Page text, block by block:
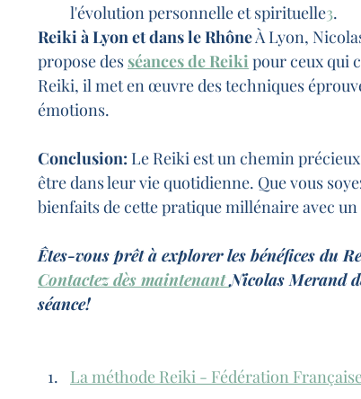
l'évolution personnelle et spirituelle3.
Reiki à Lyon et dans le Rhône À Lyon,
propose des séances de Reiki pour ceux qui
Reiki, il met en œuvre des techniques
émotions.
Conclusion: Le Reiki est un chemin
être dans leur vie quotidienne. Que vous
bienfaits de cette pratique millénaire avec
Êtes-vous prêt à explorer les bénéfices du
Contactez dès maintenant Nicolas Merand
séance!
La méthode Reiki - Fédération